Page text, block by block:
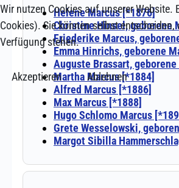
Wir nutzen Cookies auf unserer Website.
Cookies). Sie können selbst
Verfügung stehen.
Akzeptieren
Ablehnen